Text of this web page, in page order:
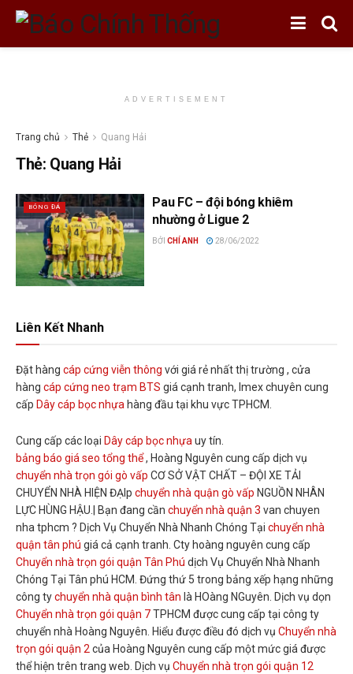
ADVERTISEMENT
Trang chủ Thẻ Quang Hải
Thẻ: Quang Hải
BÓNG ĐÁ
Pau FC – đội bóng khiêm
nhường ở Ligue 2
BỞI CHÍ ANH 28/06/2022
Liên Kết Nhanh
Đặt hàng cáp cứng viễn thông với giá rẻ nhất thị trường , cửa
hàng cáp cứng neo trạm BTS giá cạnh tranh, Imex chuyên cung
cấp Dây cáp bọc nhựa hàng đầu tại khu vực TPHCM.
Cung cấp các loại Dây cáp bọc nhựa uy tín.
bảng báo giá seo tổng thể, Hoàng Nguyên cung cấp dịch vụ
chuyển nhà trọn gói gò vấp CƠ SỞ VẬT CHẤT – ĐỘI XE TẢI
CHUYỂN NHÀ HIỆN ĐẠIp chuyển nhà quận gò vấp NGUỒN NHÂN
LỰC HÙNG HẬU.| Bạn đang cần chuyển nhà quận 3 van chuyen
nha tphcm ? Dịch Vụ Chuyển Nhà Nhanh Chóng Tại chuyển nhà
quận tân phú giá cả cạnh tranh. Cty hoàng nguyên cung cấp
Chuyển nhà trọn gói quận Tân Phú dịch Vụ Chuyển Nhà Nhanh
Chóng Tại Tân phú HCM. Đứng thứ 5 trong bảng xếp hạng những
công tychuyển nhà quận bình tân là HOàng NGuyên. Dịch vụ dọn
Chuyển nhà trọn gói quận 7TPHCM được cung cấp tại công ty
chuyển nhà Hoàng Nguyên. Hiểu được điều đó dịch vụ Chuyển nhà
trọn gói quận 2 của Hoàng Nguyên cung cấp một mức giá được
thể hiện trên trang web. Dịch vụ Chuyển nhà trọn gói quận 12